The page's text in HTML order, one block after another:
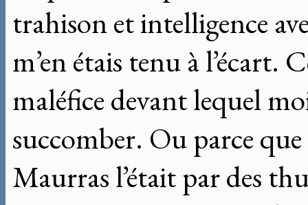
trahison et intelligence
m’en étais tenu à l’écart.
maléfice devant lequel
succomber. Ou parce
Maurras l’était par des